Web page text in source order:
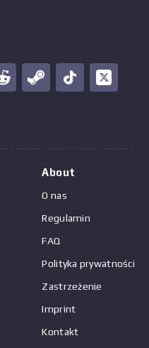
About
O nas
Regulamin
FAQ
Polityka prywatności
Zastrzeżenie
Imprint
Kontakt